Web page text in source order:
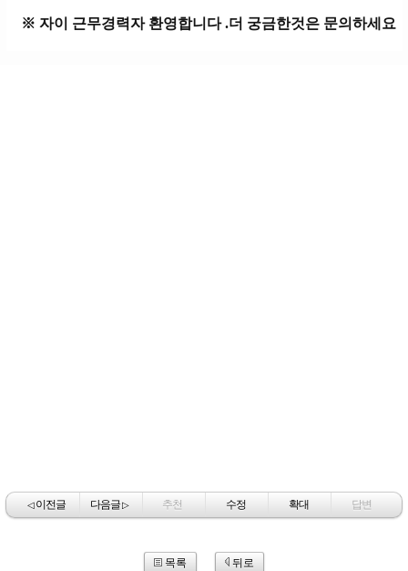
※ 자이 근무경력자 환영합니다 .더 궁금한것은 문의하세요
◁이전글 다음글▷ 추천 수정 확대 답변
목록 뒤로